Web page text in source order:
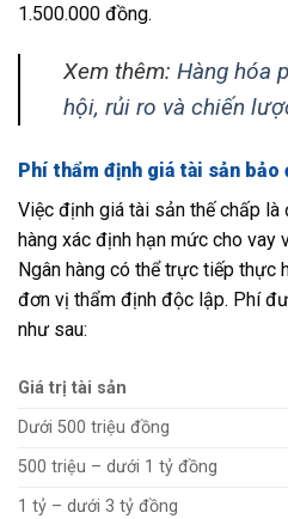
1.500.000 đồng.
Xem thêm: Hàng hóa
hội, rủi ro và chiến
Phí thẩm định giá tài sản bảo
Việc định giá tài sản thế chấp
hàng xác định hạn mức cho vay
Ngân hàng có thể trực tiếp thực
đơn vị thẩm định độc lập. Phí
như sau:
Giá trị tài sản
Dưới 500 triệu đồng
500 triệu – dưới 1 tỷ đồng
1 tỷ – dưới 3 tỷ đồng